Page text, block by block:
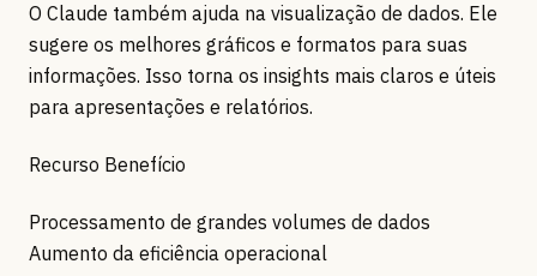
O Claude também ajuda na visualização de dados. Ele
sugere os melhores gráficos e formatos para suas
informações. Isso torna os insights mais claros e úteis
para apresentações e relatórios.
Recurso Benefício
Processamento de grandes volumes de dados
Aumento da eficiência operacional